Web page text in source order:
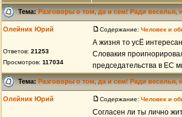
Тема:Разговоры о том, да и сем! Ради веселья,
Олейник Юрий
Ответов: 21253
Просмотров: 117034
Содержание: Человек и
А жизня то усЁ
Словакия
председательства в ЕС
Тема:Разговоры о том, да и сем! Ради веселья,
Олейник Юрий Содержание: Человек и
Согласен ли ты лично